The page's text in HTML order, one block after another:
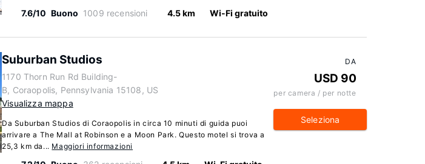
7.6/10 Buono 1009 recensioni 4.5 km Wi-Fi gratuito
Suburban Studios
1170 Thorn Run Rd Building-
B, Coraopolis, Pennsylvania 15108, US
Visualizza mappa
Da Suburban Studios di Coraopolis in circa 10 minuti di guida puoi
arrivare a The Mall at Robinson e a Moon Park. Questo motel si trova a
25,3 km da... Maggiori informazioni
DA
USD 90
per camera / per notte
Seleziona